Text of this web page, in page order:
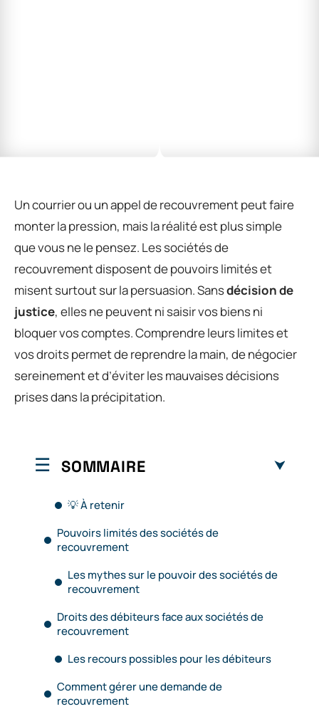
Un courrier ou un appel de recouvrement peut faire
monter la pression, mais la réalité est plus simple
que vous ne le pensez. Les sociétés de
recouvrement disposent de pouvoirs limités et
misent surtout sur la persuasion. Sansdécision de
justice, elles ne peuvent ni saisir vos biens ni
bloquer vos comptes. Comprendre leurs limites et
vos droits permet de reprendre la main, de négocier
sereinement et d’éviter les mauvaises décisions
prises dans la précipitation.
SOMMAIRE
💡 À retenir
Pouvoirs limités des sociétés de
recouvrement
Les mythes sur le pouvoir des sociétés de
recouvrement
Droits des débiteurs face aux sociétés de
recouvrement
Les recours possibles pour les débiteurs
Comment gérer une demande de
recouvrement